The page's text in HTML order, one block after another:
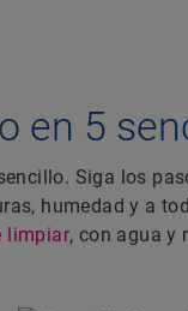
en 5
Siga los
humedad y a
limpiar, con agua y